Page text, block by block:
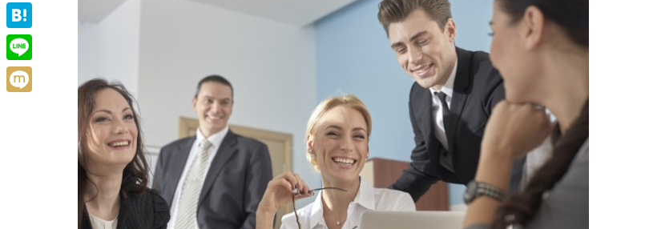
WhatsApp
Hatena
Line